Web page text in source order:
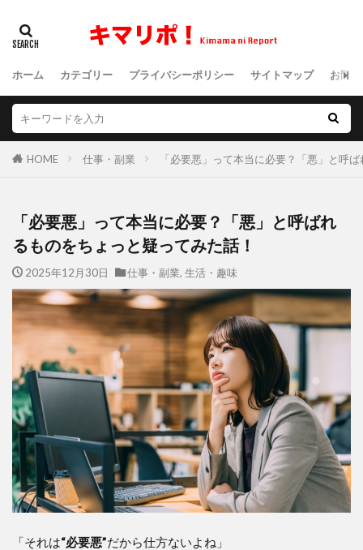
ホーム カテゴリー プライバシーポリシー サイトマップ お問
HOME 仕事・副業 「必要悪」って本当に必要？「悪」と呼
「必要悪」って本当に必要？「悪」と呼ばれ
るものをちょっと疑ってみた話！
2025年12月30日 仕事・副業, 生活・趣味
「それは“必要悪”だから仕方ないよね」